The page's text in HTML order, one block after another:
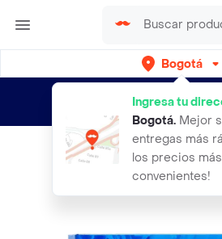
Bogotá
Ingresa tu
Bogotá. Mejor
entregas más
los precios más
convenientes!
envíos gratis por